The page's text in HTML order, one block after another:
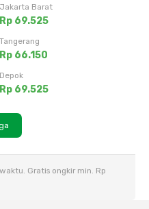
Jakarta Barat
Rp 69.525
Tangerang
Rp 66.150
Depok
Rp 69.525
Gratis ongkir min. Rp